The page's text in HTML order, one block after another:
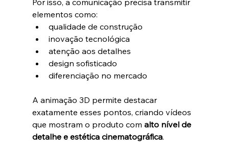
Por isso, a comunicação precisa transmitir
elementos como:
qualidade de construção
inovação tecnológica
atenção aos detalhes
design sofisticado
diferenciação no mercado
A animação 3D permite destacar
exatamente esses pontos, criando vídeos
que mostram o produto com alto nível de
detalhe e estética cinematográfica.